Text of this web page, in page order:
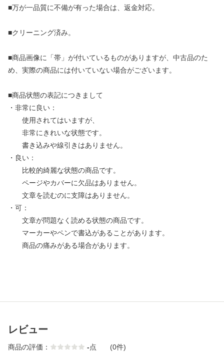
■万が一品質に不備が有った場合は、返金対応。
■クリーニング済み。
■商品画像に「帯」が付いているものがありますが、中古品のた
め、実際の商品には付いていない場合がございます。
■商品状態の表記につきまして
・非常に良い：
使用されてはいますが、
非常にきれいな状態です。
書き込みや線引きはありません。
・良い：
比較的綺麗な状態の商品です。
ページやカバーに欠品はありません。
文章を読むのに支障はありません。
・可：
文章が問題なく読める状態の商品です。
マーカーやペンで書込があることがあります。
商品の痛みがある場合があります。
レビュー
商品の評価： -点 (0件)